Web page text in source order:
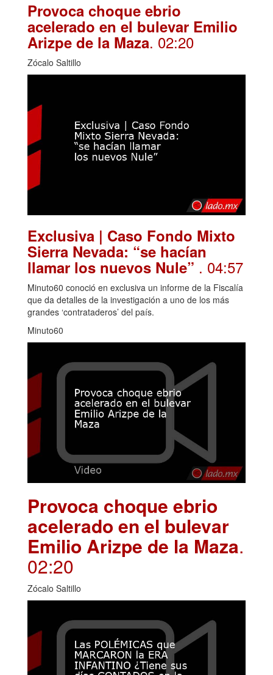
Provoca choque ebrio
acelerado en el bulevar Emilio
Arizpe de la Maza. 02:20
Zócalo Saltillo
Exclusiva | Caso Fondo Mixto
Sierra Nevada: “se hacían
llamar los nuevos Nule” . 04:57
Minuto60 conoció en exclusiva un informe de la Fiscalía
que da detalles de la investigación a uno de los más
grandes ‘contrataderos’ del país.
Minuto60
Provoca choque ebrio
acelerado en el bulevar
Emilio Arizpe de la Maza.
02:20
Zócalo Saltillo